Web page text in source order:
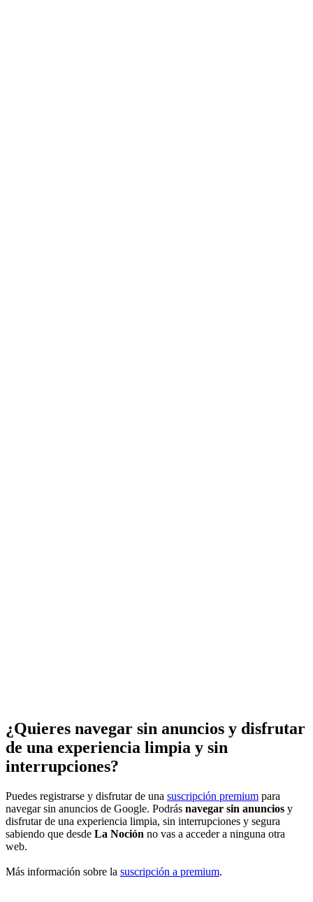
¿Quieres navegar sin anuncios y disfrutar
de una experiencia limpia y sin
interrupciones?
Puedes registrarse y disfrutar de una suscripción premium para
navegar sin anuncios de Google. Podrás navegar sin anuncios y
disfrutar de una experiencia limpia, sin interrupciones y segura
sabiendo que desde La Noción no vas a acceder a ninguna otra
web.
Más información sobre la suscripción a premium.